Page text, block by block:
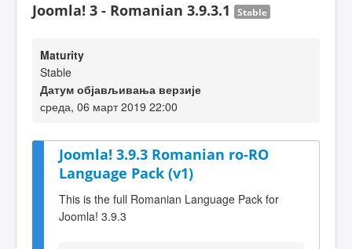
Joomla! 3 - Romanian 3.9.3.1 Stable
Maturity
Stable
Датум објављивања верзије
среда, 06 март 2019 22:00
Joomla! 3.9.3 Romanian ro-RO
Language Pack (v1)
This is the full Romanian Language Pack for
Joomla! 3.9.3